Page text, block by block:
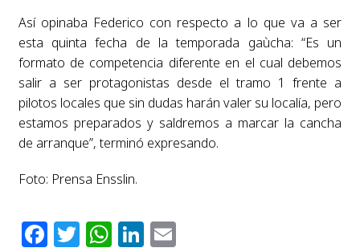
Así opinaba Federico con respecto a lo que va a ser
esta quinta fecha de la temporada gaùcha: “Es un
formato de competencia diferente en el cual debemos
salir a ser protagonistas desde el tramo 1 frente a
pilotos locales que sin dudas harán valer su localía, pero
estamos preparados y saldremos a marcar la cancha
de arranque”, terminó expresando.
Foto: Prensa Ensslin.
Facebook
Twitter
WhatsApp
LinkedIn
Email